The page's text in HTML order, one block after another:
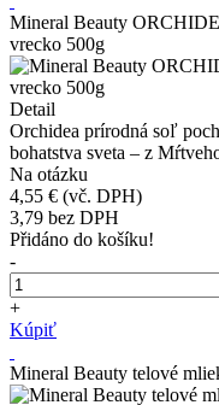
Mineral Beauty
vrecko 500g
Detail
Orchidea prírodná soľ
bohatstva sveta – z
Na otázku
4,55 € (vč. DPH)
3,79 bez DPH
Přidáno do košíku!
-
+
Kúpiť
Mineral Beauty telové